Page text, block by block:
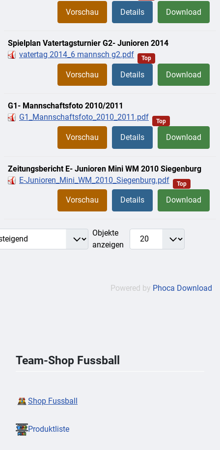
Download
Details
Vorschau
Spielplan Vatertagsturnier G2- Junioren 2014
vatertag 2014_6 mannsch g2.pdf
Top
Download
Details
Vorschau
G1- Mannschaftsfoto 2010/2011
G1_Mannschaftsfoto_2010_2011.pdf
Top
Download
Details
Vorschau
Zeitungsbericht E- Junioren Mini WM 2010 Siegenburg
E-Junioren_Mini_WM_2010_Siegenburg.pdf
Top
Download
Details
Vorschau
Objekte
anzeigen
Powered by Phoca Download
Team-Shop Fussball
Shop Fussball
Produktliste